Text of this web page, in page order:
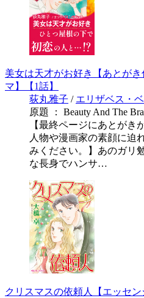
美女は天才がお好き【あとが
マ】【1話】
荻丸雅子 / エリザベス・
原題 ： Beauty And The
【最終ページにあとがき
人物や漫画家の素顔に迫
みください。】あのガリ
な長身でハンサ…
クリスマスの依頼人【エッセン